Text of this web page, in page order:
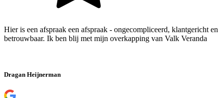
Hier is een afspraak een afspraak - ongecompliceerd, klantgericht en
betrouwbaar. Ik ben blij met mijn overkapping van Valk Veranda
Dragan Heijnerman